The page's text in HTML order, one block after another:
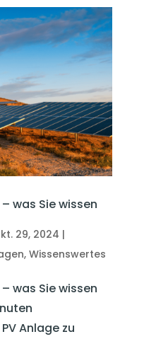
was Sie wissen
29, 2024 |
, Wissenswertes
was Sie wissen
Anlage zu